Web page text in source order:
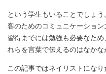
という学生もいることでしょ
客のためのコミュニケーショ
習得までには勉強も必要なた
れらを言葉で伝えるのはなかな
この記事ではネイリストにな